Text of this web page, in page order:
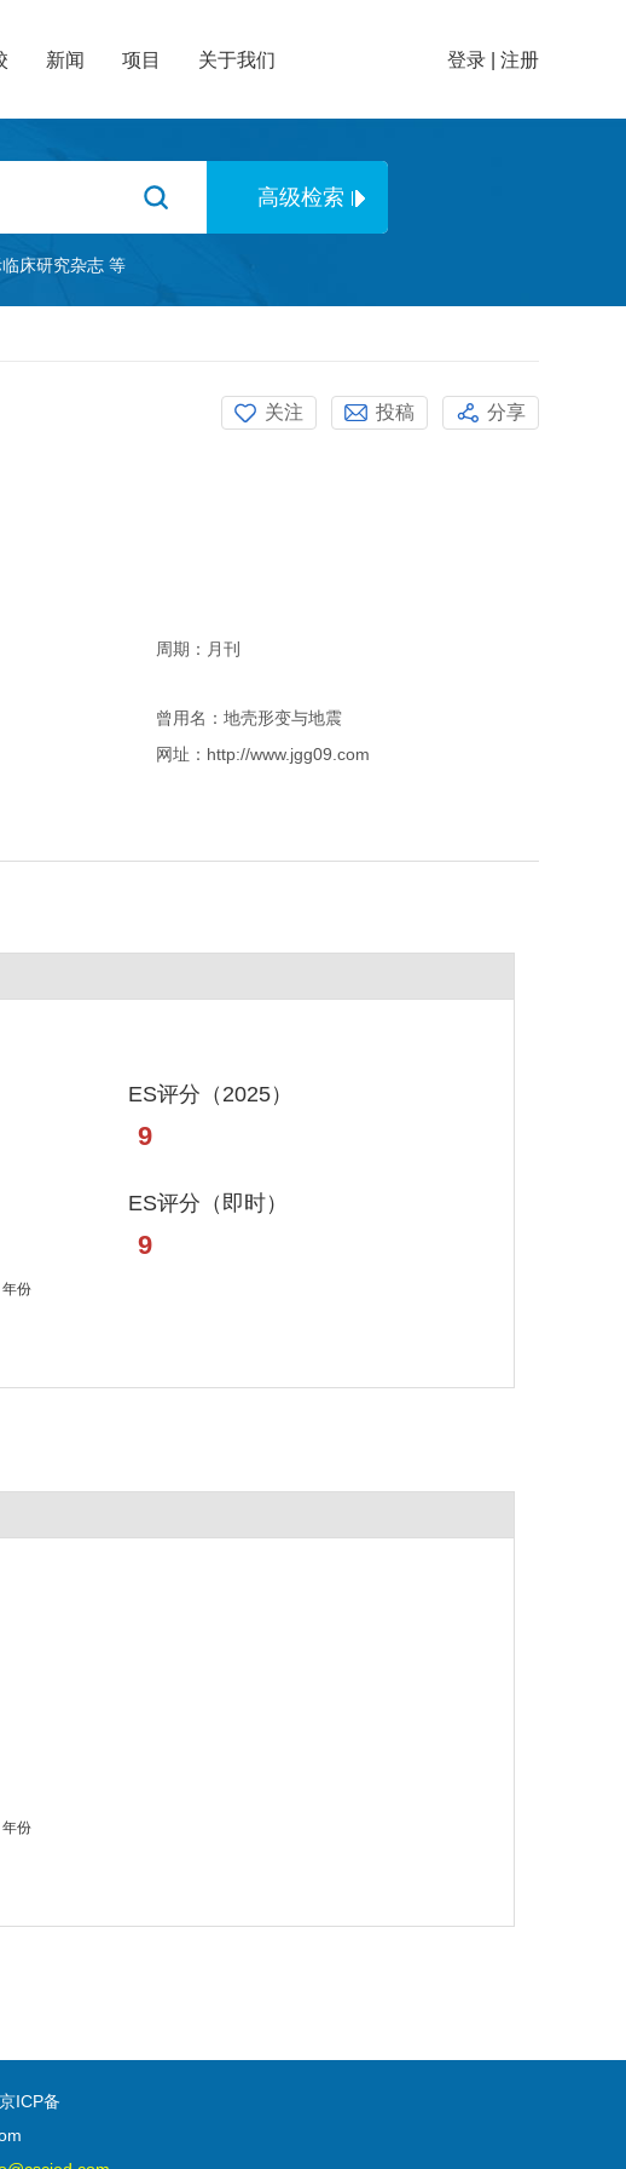
新闻 项目 关于我们 登录 注册
床研究杂志 等
关注 投稿 分享
周期：月刊
曾用名：地壳形变与地震
网址：http://www.jgg09.com
ES评分（2025）
9
ES评分（即时）
9
ICP备